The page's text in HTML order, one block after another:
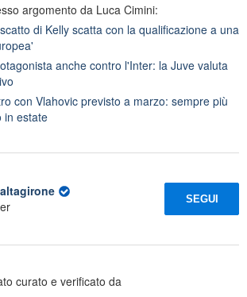
argomento da Luca Cimini:
di Kelly scatta con la qualificazione a una
anche contro l'Inter: la Juve valuta
con Vlahovic previsto a marzo: sempre più
in estate
SEGUI
curato e verificato da